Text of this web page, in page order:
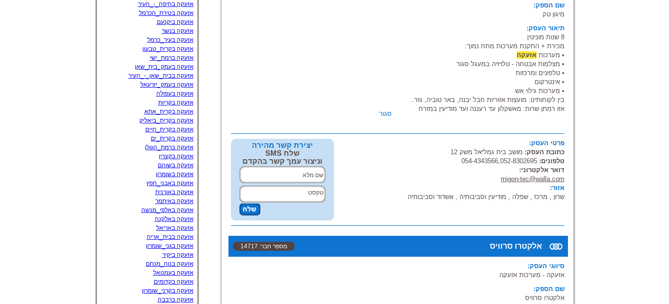
שם הספק:
מיגון טק
תיאור העסק:
8 שנות מוניטין
מכירת + התקנת מערכות מתח נמוך:
• מערכות אזעקה
• מצלמות אבטחה - טלויזיה במעגל סגור
• טלפונים ומרכזות
• אינטרקום
• מערכות גילוי אש
בין לקוחותינו: מועצות אזוריות חבל יבנה, באר טוביה, גזר..
אזו רמתן שרות: מאשקלון עד רעננה ועד מודיעין במזרח
סגור
פרטי העסק:
כתובת העסק: מושב בית גמליאל משק 12
טלפונים: 054-4343566,052-8302695
דואר אלקטרוני:
migon-tec@walla.com
אזור:
שרון , מרכז , שפלה , מודיעין וסביבותיה , אשדוד וסביבותיה
יצירת קשר מהירה
שלח SMS
וניצור עמך קשר בהקדם
אלקטרו סרוויס מספר חבר: 14717
סיווגי העסק:
אזעקה - מערכות אזעקה
שם הספק:
אלקטרו סרוויס
אזעקה בחיפה_-_העיר
אזעקה בטירת_הכרמל
אזעקה ביקנעם
אזעקה בנשר
אזעקה בעיר_כרמל
אזעקה בקרית_טבעון
אזעקה ברמת_ישי
אזעקה בעמק_בית_שאן
אזעקה בבית_שאן_-_העיר
אזעקה בעמק_יזרעאל
אזעקה בעפולה
אזעקה בקריות
אזעקה בקרית_אתא
אזעקה בקרית_ביאליק
אזעקה בקרית_חיים
אזעקה בקרית_ים
אזעקה ברמת_הגולן
אזעקה בקצרין
אזעקה בשוהם
אזעקה בשומרון
אזעקה באבני_חפץ
אזעקה באורנית
אזעקה באיתמר
אזעקה באלפי_מנשה
אזעקה באלקנה
אזעקה באריאל
אזעקה בבית_אריה
אזעקה בגני_שומרון
אזעקה ביקיר
אזעקה בנוה_מנחם
אזעקה בעמנואל
אזעקה בקדומים
אזעקה בקרני_שומרון
אזעקה ברבבה